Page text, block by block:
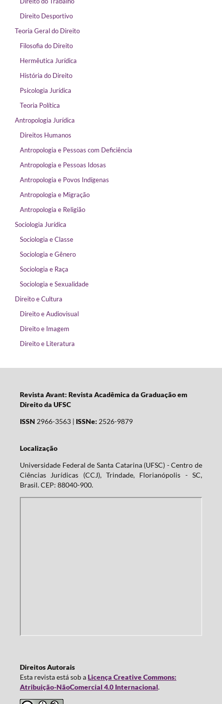
Direito Desportivo
Teoria Geral do Direito
Filosofia do Direito
Hermêutica Jurídica
História do Direito
Psicologia Jurídica
Teoria Política
Antropologia Jurídica
Direitos Humanos
Antropologia e Pessoas com Deficiência
Antropologia e Pessoas Idosas
Antropologia e Povos Indígenas
Antropologia e Migração
Antropologia e Religião
Sociologia Jurídica
Sociologia e Classe
Sociologia e Gênero
Sociologia e Raça
Sociologia e Sexualidade
Direito e Cultura
Direito e Audiovisual
Direito e Imagem
Direito e Literatura
Revista Avant: Revista Acadêmica da Graduação em
Direito da UFSC
ISSN 2966-3563 | ISSNe: 2526-9879
Localização
Universidade Federal de Santa Catarina (UFSC) - Centro de
Ciências Jurídicas (CCJ), Trindade, Florianópolis - SC,
Brasil. CEP: 88040-900.
Direitos Autorais
Esta revista está sob aLicença Creative Commons:
Atribuição-NãoComercial 4.0 Internacional.